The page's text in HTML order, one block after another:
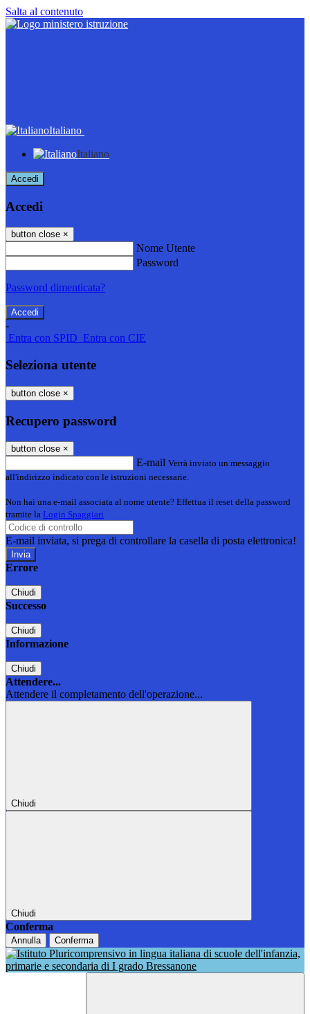
Salta al contenuto
Italiano
Italiano
Accedi
Accedi
button close ×
Nome Utente
Password
Password dimenticata?
-
Entra con SPID Entra con CIE
Seleziona utente
button close ×
Recupero password
button close ×
E-mail Verrà inviato un messaggio
all'indirizzo indicato con le istruzioni necessarie.
Non hai una e-mail associata al nome utente? Effettua il reset della password
tramite la Login Spaggiari
E-mail inviata, si prega di controllare la casella di posta elettronica!
Errore
Chiudi
Successo
Chiudi
Informazione
Chiudi
Attendere...
Attendere il completamento dell'operazione...
Chiudi
Chiudi
Conferma
Annulla Conferma